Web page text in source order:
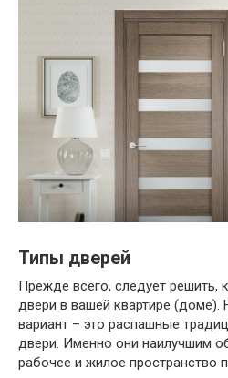
Типы дверей
Прежде всего, следует решить,
двери в вашей квартире
вариант – это распашные
двери. Именно они наилучшим
рабочее и жилое пространство